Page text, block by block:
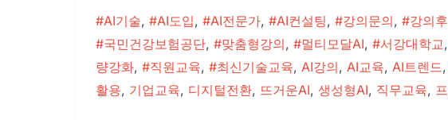
#AI기술, #AI도입, #AI전문가, #AI컨설팅, #강의문의, #강의
#국민건강보험공단, #맞춤형강의, #멀티모달AI, #서강대학교,
량강화, #직원교육, #최신기술교육, AI강의, AI교육, AI트렌드,
활용, 기업교육, 디지털전환, 뜨거운AI, 생성형AI, 직무교육,